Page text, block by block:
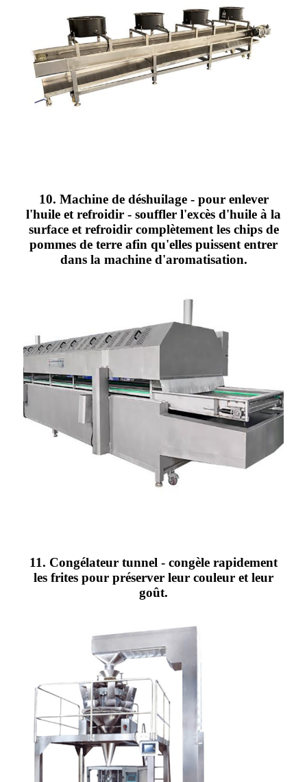
10. Machine de déshuilage - pour enlever
l'huile et refroidir - souffler l'excès d'huile à la
surface et refroidir complètement les chips de
pommes de terre afin qu'elles puissent entrer
dans la machine d'aromatisation.
11. Congélateur tunnel - congèle rapidement
les frites pour préserver leur couleur et leur
goût.